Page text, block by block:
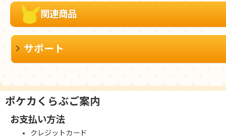
関連商品
サポート
ポケカくらぶご案内
お支払い方法
クレジットカード